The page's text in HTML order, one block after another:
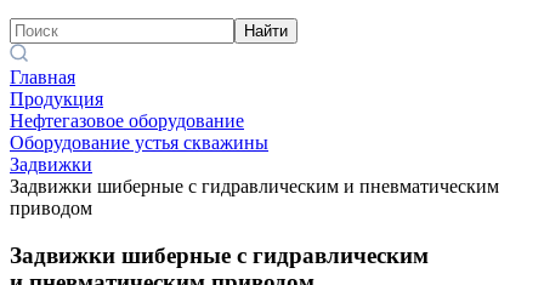
Найти
Главная
Продукция
Нефтегазовое оборудование
Оборудование устья скважины
Задвижки
Задвижки шиберные с гидравлическим и пневматическим
приводом
Задвижки шиберные с гидравлическим